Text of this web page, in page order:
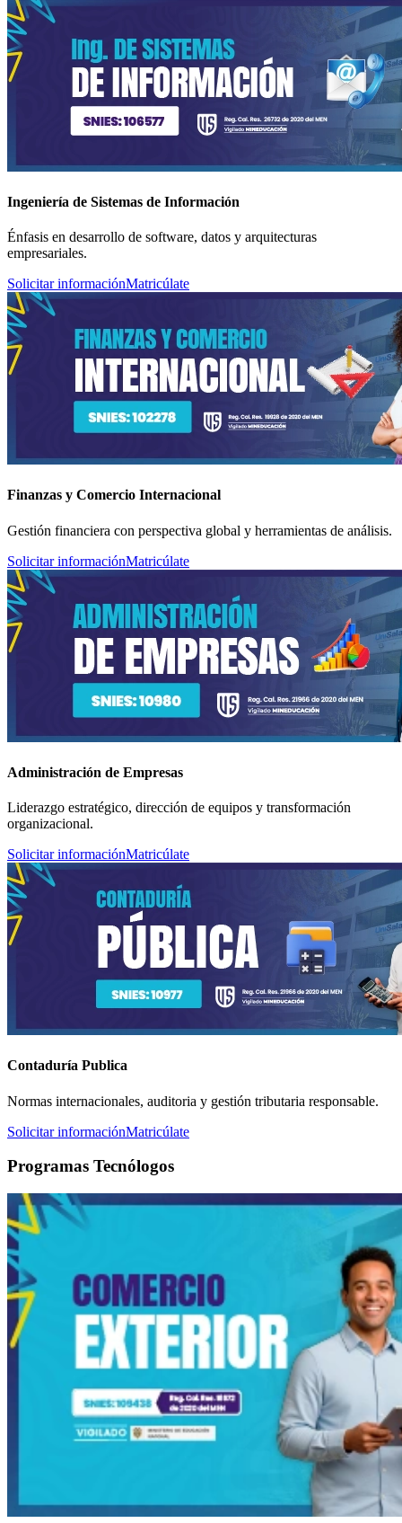
Ingeniería de Sistemas de Información
Énfasis en desarrollo de software, datos y arquitecturas
empresariales.
Solicitar informaciónMatricúlate
Finanzas y Comercio Internacional
Gestión financiera con perspectiva global y herramientas de análisis.
Solicitar informaciónMatricúlate
Administración de Empresas
Liderazgo estratégico, dirección de equipos y transformación
organizacional.
Solicitar informaciónMatricúlate
Contaduría Publica
Normas internacionales, auditoria y gestión tributaria responsable.
Solicitar informaciónMatricúlate
Programas Tecnólogos